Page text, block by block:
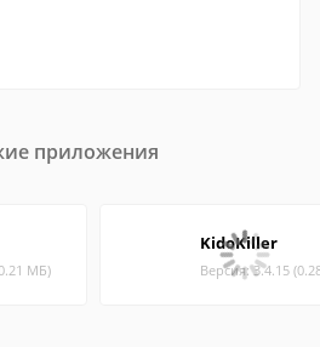
приложения
МБ)
KidoKiller
Версия: 3.4.15